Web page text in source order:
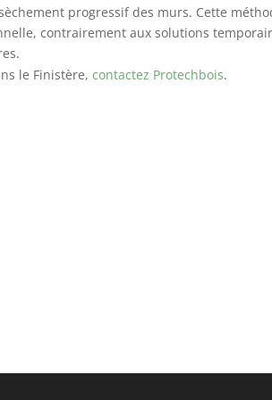
progressif des murs. Cette
contrairement aux solutions
le Finistère,contactez Protechbois.